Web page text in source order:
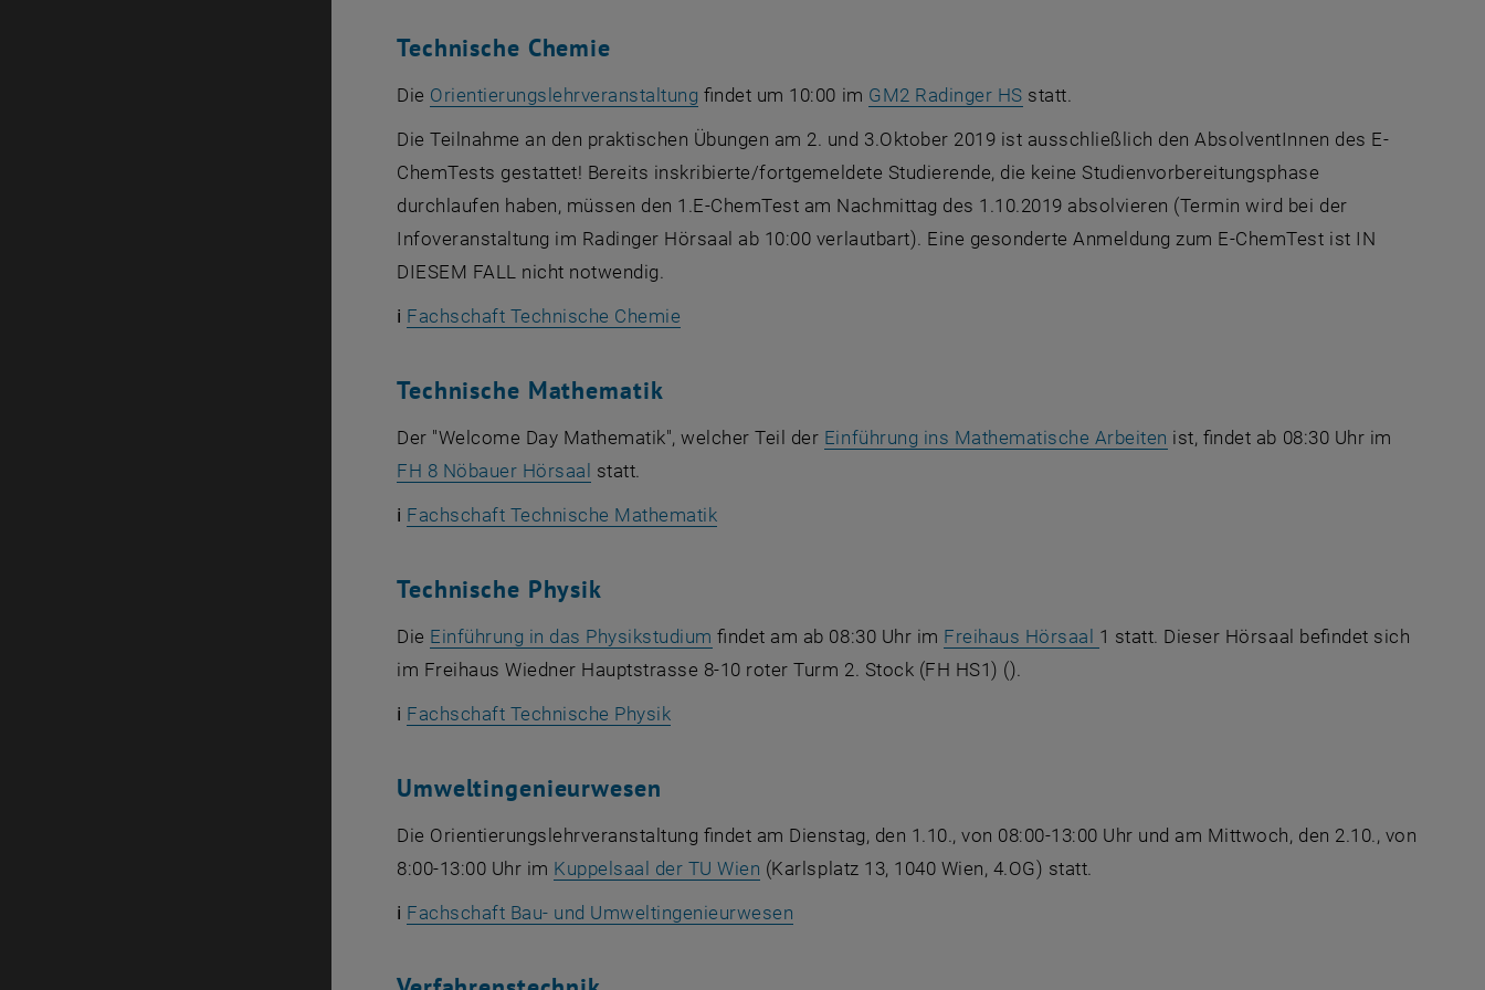
Technische Chemie
Die Orientierungslehrveranstaltung , öffnet eine externe URL in einem neuen Fenster
findet um 10:00 im GM2 Radinger HS, öffnet eine externe URL in einem neuen Fenster
statt.
Die Teilnahme an den praktischen Übungen am 2. und 3.Oktober 2019 ist ausschließlich den AbsolventInnen des E-
ChemTests gestattet! Bereits inskribierte/fortgemeldete Studierende, die keine Studienvorbereitungsphase
durchlaufen haben, müssen den 1.E-ChemTest am Nachmittag des 1.10.2019 absolvieren (Termin wird bei der
Infoveranstaltung im Radinger Hörsaal ab 10:00 verlautbart). Eine gesonderte Anmeldung zum E-ChemTest ist IN
DIESEM FALL nicht notwendig.
ℹ️ Fachschaft Technische Chemie
Technische Mathematik
Der "Welcome Day Mathematik", welcher Teil der Einführung ins Mathematische Arbeiten , öffnet eine externe URL in einem
ist, findet ab 08:30 Uhr im
FH 8 Nöbauer Hörsaal , öffnet eine externe URL in einem neuen Fenster
statt.
ℹ️ Fachschaft Technische Mathematik, öffnet eine externe URL in einem neuen Fenster
Technische Physik
Die Einführung in das Physikstudium , öffnet eine externe URL in einem neuen Fenster
findet am ab 08:30 Uhr im Freihaus Hörsaal , öffnet eine externe URL in einem neuen
1 statt. Dieser Hörsaal befindet sich
im Freihaus Wiedner Hauptstrasse 8-10 roter Turm 2. Stock (FH HS1) ().
ℹ️ Fachschaft Technische Physik, öffnet eine externe URL in einem neuen Fenster
Umweltingenieurwesen
Die Orientierungslehrveranstaltung findet am Dienstag, den 1.10., von 08:00-13:00 Uhr und am Mittwoch, den 2.10., von
8:00-13:00 Uhr im Kuppelsaal der TU Wien , öffnet eine externe URL in einem neuen Fenster
(Karlsplatz 13, 1040 Wien, 4.OG) statt.
ℹ️ Fachschaft Bau- und Umweltingenieurwesen